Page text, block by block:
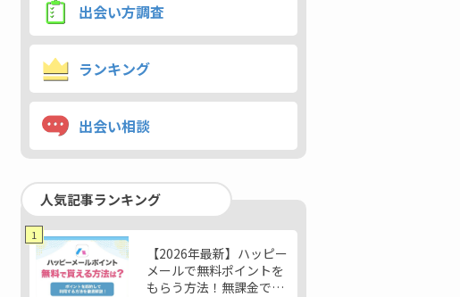
出会い方調査
ランキング
出会い相談
人気記事ランキング
【2026年最新】ハッピー
メールで無料ポイントを
もらう方法！無課金で女
1